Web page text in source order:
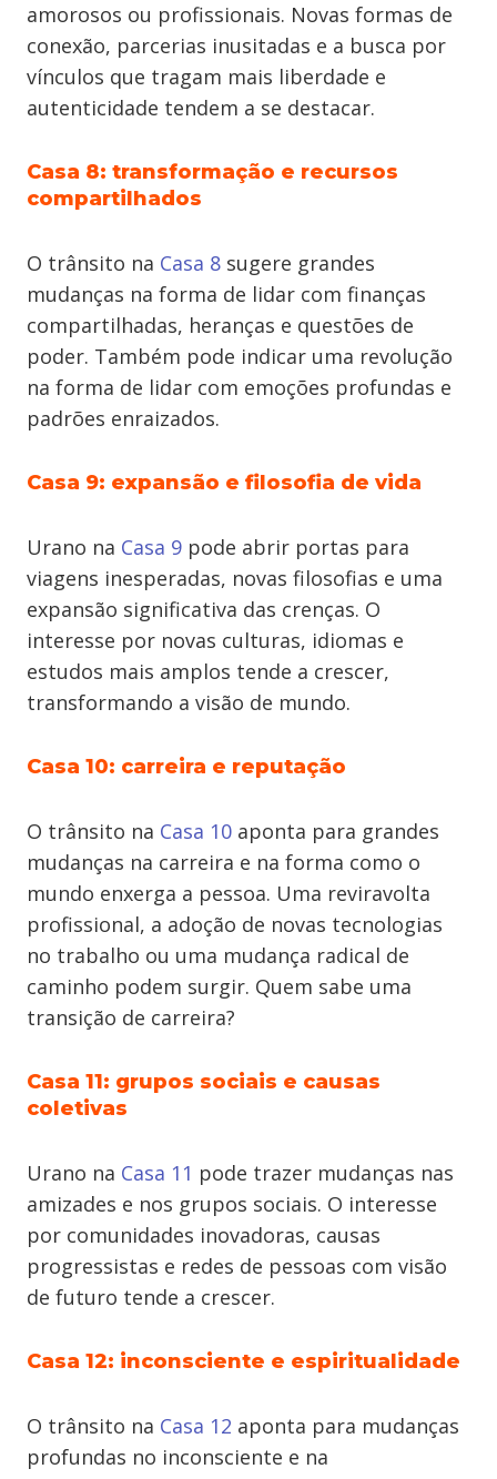
amorosos ou profissionais. Novas formas de
conexão, parcerias inusitadas e a busca por
vínculos que tragam mais liberdade e
autenticidade tendem a se destacar.
Casa 8: transformação e recursos
compartilhados
O trânsito na Casa 8 sugere grandes
mudanças na forma de lidar com finanças
compartilhadas, heranças e questões de
poder. Também pode indicar uma revolução
na forma de lidar com emoções profundas e
padrões enraizados.
Casa 9: expansão e filosofia de vida
Urano na Casa 9 pode abrir portas para
viagens inesperadas, novas filosofias e uma
expansão significativa das crenças. O
interesse por novas culturas, idiomas e
estudos mais amplos tende a crescer,
transformando a visão de mundo.
Casa 10: carreira e reputação
O trânsito na Casa 10 aponta para grandes
mudanças na carreira e na forma como o
mundo enxerga a pessoa. Uma reviravolta
profissional, a adoção de novas tecnologias
no trabalho ou uma mudança radical de
caminho podem surgir. Quem sabe uma
transição de carreira?
Casa 11: grupos sociais e causas
coletivas
Urano na Casa 11 pode trazer mudanças nas
amizades e nos grupos sociais. O interesse
por comunidades inovadoras, causas
progressistas e redes de pessoas com visão
de futuro tende a crescer.
Casa 12: inconsciente e espiritualidade
O trânsito na Casa 12 aponta para mudanças
profundas no inconsciente e na